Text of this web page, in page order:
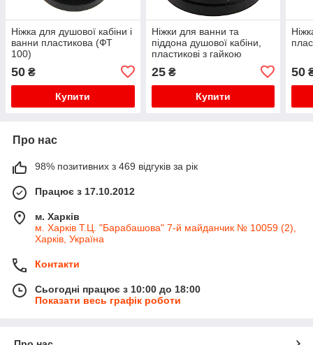
Ніжка для душової кабіни і
ванни пластикова (ФТ
100)
50 ₴
Купити
Ніжки для ванни та
піддона душової кабіни,
пластикові з гайкою
25₴
Купити
50
Про нас
98% позитивних з 469 відгуків за рік
Працює з 17.10.2012
м. Харків
м. Харків Т.Ц. "Барабашова" 7-й майданчик № 10059 (2),
Харків, Україна
Контакти
Сьогодні працює з 10:00 до 18:00
Показати весь графік роботи